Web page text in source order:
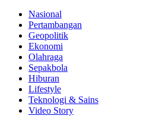
Nasional
Pertambangan
Geopolitik
Ekonomi
Olahraga
Sepakbola
Hiburan
Lifestyle
Teknologi & Sains
Video Story